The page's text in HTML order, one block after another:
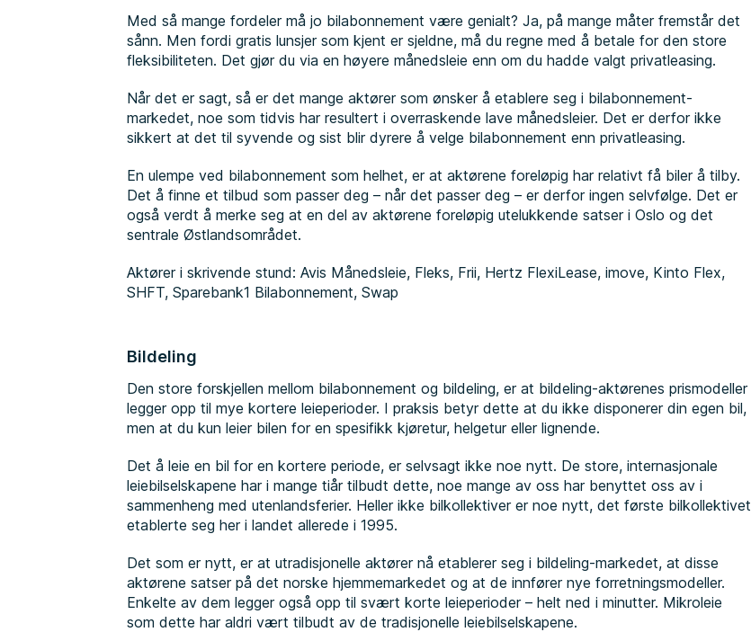
Med så mange fordeler må jo bilabonnement være genialt? Ja, på mange måter fremstår det
sånn. Men fordi gratis lunsjer som kjent er sjeldne, må du regne med å betale for den store
fleksibiliteten. Det gjør du via en høyere månedsleie enn om du hadde valgt privatleasing.
Når det er sagt, så er det mange aktører som ønsker å etablere seg i bilabonnement-
markedet, noe som tidvis har resultert i overraskende lave månedsleier. Det er derfor ikke
sikkert at det til syvende og sist blir dyrere å velge bilabonnement enn privatleasing.
En ulempe ved bilabonnement som helhet, er at aktørene foreløpig har relativt få biler å tilby.
Det å finne et tilbud som passer deg – når det passer deg – er derfor ingen selvfølge. Det er
også verdt å merke seg at en del av aktørene foreløpig utelukkende satser i Oslo og det
sentrale Østlandsområdet.
Aktører i skrivende stund: Avis Månedsleie, Fleks, Frii, Hertz FlexiLease, imove, Kinto Flex,
SHFT, Sparebank1 Bilabonnement, Swap
Bildeling
Den store forskjellen mellom bilabonnement og bildeling, er at bildeling-aktørenes prismodeller
legger opp til mye kortere leieperioder. I praksis betyr dette at du ikke disponerer din egen bil,
men at du kun leier bilen for en spesifikk kjøretur, helgetur eller lignende.
Det å leie en bil for en kortere periode, er selvsagt ikke noe nytt. De store, internasjonale
leiebilselskapene har i mange tiår tilbudt dette, noe mange av oss har benyttet oss av i
sammenheng med utenlandsferier. Heller ikke bilkollektiver er noe nytt, det første bilkollektivet
etablerte seg her i landet allerede i 1995.
Det som er nytt, er at utradisjonelle aktører nå etablerer seg i bildeling-markedet, at disse
aktørene satser på det norske hjemmemarkedet og at de innfører nye forretningsmodeller.
Enkelte av dem legger også opp til svært korte leieperioder – helt ned i minutter. Mikroleie
som dette har aldri vært tilbudt av de tradisjonelle leiebilselskapene.